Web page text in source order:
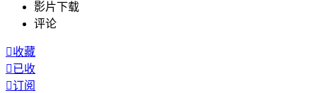
影片下载
评论
收藏
已收
订阅